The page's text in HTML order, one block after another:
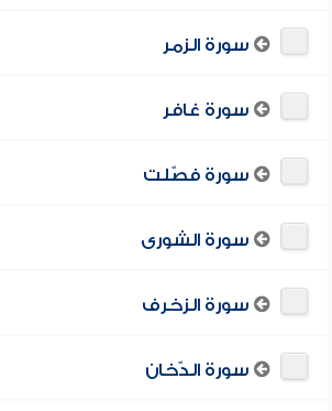
سورة الزمر
سورة غافر
سورة فصّلت
سورة الشورى
سورة الزخرف
سورة الدّخان